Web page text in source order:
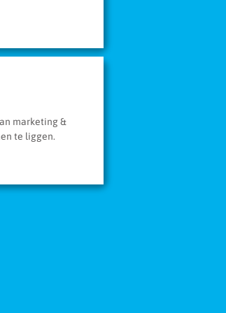
marketing &
te liggen.